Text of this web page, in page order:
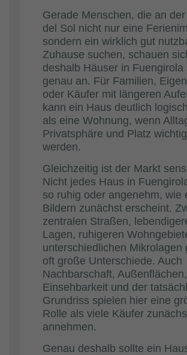
Gerade Menschen, die an
del Sol nicht nur eine
sondern ein wirklich gut
Zuhause suchen, schauen
deshalb Häuser in Fuengirola
genau an. Für Familien,
oder Käufer mit längeren
kann ein Haus deutlich
als eine Wohnung, wenn
Privatsphäre und Platz
werden.
Gleichzeitig ist der Markt
Nicht jedes Haus in
so ruhig oder angenehm, wie
Bildern zunächst erscheint.
zentralen Straßen,
Lagen, ruhigeren
unterschiedlichen Mikrolagen
oft große Unterschiede. Auch
Nachbarschaft, Außenflächen,
Einsehbarkeit und der
Grundriss spielen hier eine
Rolle als viele Käufer
annehmen.
Genau deshalb sollte ein